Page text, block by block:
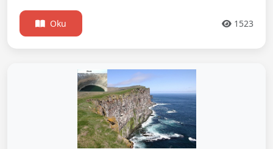
Oku 1523